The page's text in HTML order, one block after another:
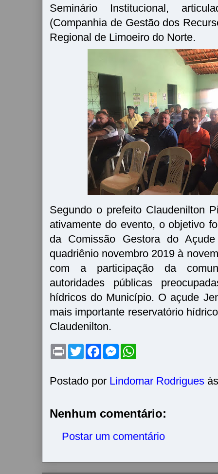
Seminário Institucional,
(Companhia de Gestão dos
Regional de Limoeiro do Norte.
Segundo o prefeito Claudenilton
ativamente do evento, o objetivo
da Comissão Gestora do
quadriênio novembro 2019 à
com a participação da
autoridades públicas
hídricos do Município. O açude
mais importante reservatório
Claudenilton.
P
t
T
w
t
e
F
a
b
o
M
e
e
n
r
s
A
Postado por Lindomar Rodrigues
Nenhum comentário:
Postar um comentário